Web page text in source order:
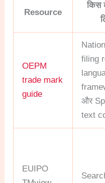
Resource
किस
OEPM
trade mark
guide
filing
और
text
EUIPO